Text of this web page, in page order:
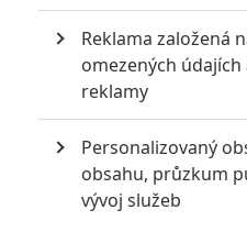
Pro hodnocení musíte být
Reklama založená
omezených
reklamy
Personalizovaný
obsahu, průzkum
vývoj služeb